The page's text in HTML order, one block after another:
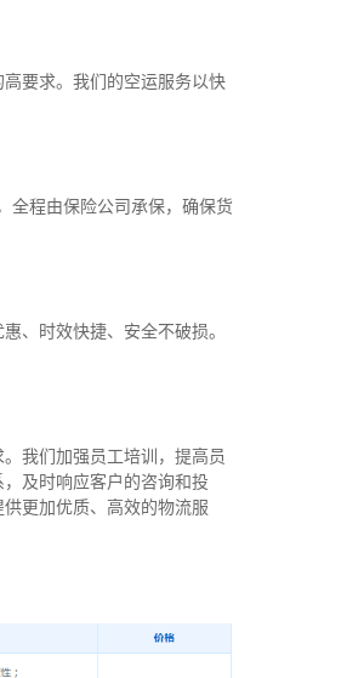
要求。我们的空运服务以快
全程由保险公司承保，确保货
、时效快捷、安全不破损。
我们加强员工培训，提高员
及时响应客户的咨询和投
更加优质、高效的物流服